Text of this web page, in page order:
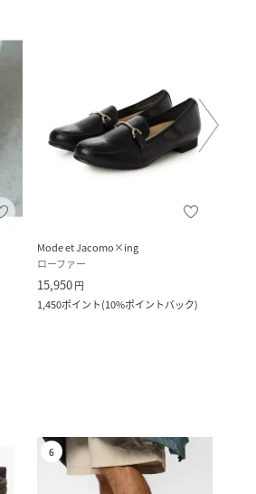
Mode et Jacomo×ing
ローファー
15,950円
1,450ポイント(10%ポイントバック)
6